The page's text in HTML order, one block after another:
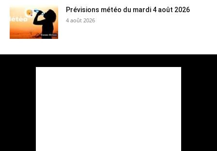
Prévisions météo du mardi 4 août 2026
4 août 2026